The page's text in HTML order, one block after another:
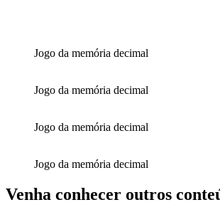
Jogo da memória decimal
Jogo da memória decimal
Jogo da memória decimal
Jogo da memória decimal
Venha conhecer outros